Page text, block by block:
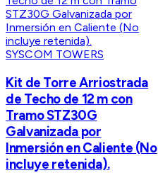
SYSCOM TOWERS
Kit de Torre Arriostrada
de Techo de 12 m con
Tramo STZ30G
Galvanizada por
Inmersión en Caliente (No
incluye retenida).